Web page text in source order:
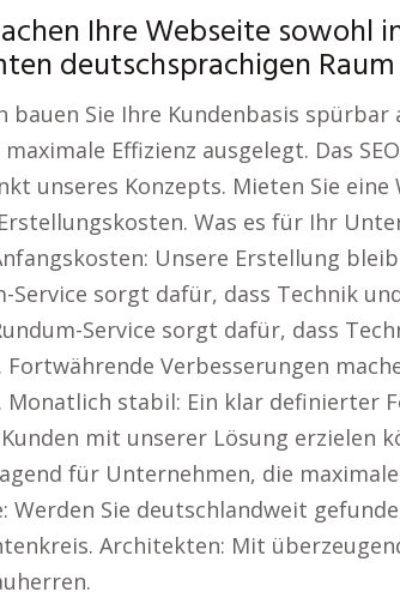
Ihre Webseite sowohl
deutschsprachigen
bauen Sie Ihre Kundenbasis
Effizienz ausgelegt. Das
unseres Konzepts. Mieten Sie
Was es für Ihr
Unsere Erstellung
Service sorgt dafür, dass Technik
Service sorgt dafür, dass
Fortwährende Verbesserungen
Monatlich stabil: Ein klar definierter
mit unserer Lösung erzielen
für Unternehmen, die
Werden Sie deutschlandweit
Architekten: Mit